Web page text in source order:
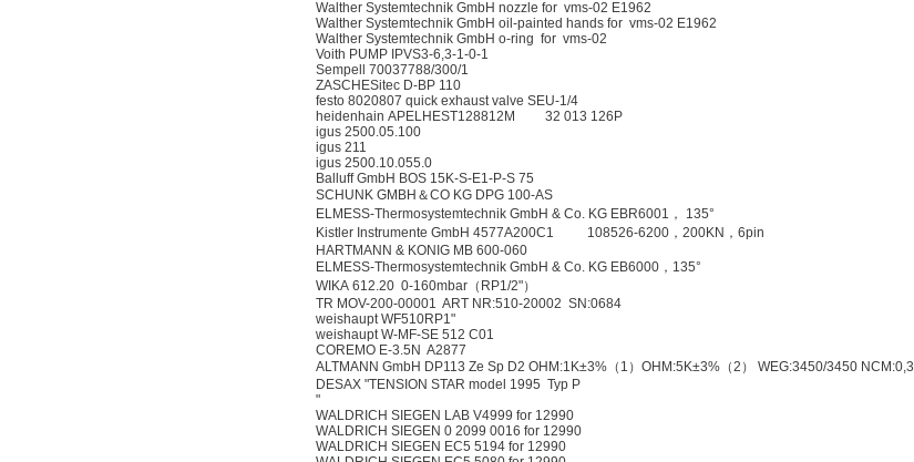
Walther Systemtechnik GmbH nozzle for vms-02 E1962
Walther Systemtechnik GmbH oil-painted hands for vms-02 E1962
Walther Systemtechnik GmbH o-ring for vms-02
Voith PUMP IPVS3-6,3-1-0-1
Sempell 70037788/300/1
ZASCHESitec D-BP 110
festo 8020807 quick exhaust valve SEU-1/4
heidenhain APELHEST128812M 32 013 126P
igus 2500.05.100
igus 211
igus 2500.10.055.0
Balluff GmbH BOS 15K-S-E1-P-S 75
SCHUNK GMBH＆CO KG DPG 100-AS
ELMESS-Thermosystemtechnik GmbH & Co. KG EBR6001， 135°
Kistler Instrumente GmbH 4577A200C1 108526-6200，200KN，6pin
HARTMANN & KONIG MB 600-060
ELMESS-Thermosystemtechnik GmbH & Co. KG EB6000，135°
WIKA 612.20 0-160mbar（RP1/2"）
TR MOV-200-00001 ART NR:510-20002 SN:0684
weishaupt WF510RP1"
weishaupt W-MF-SE 512 C01
COREMO E-3.5N A2877
ALTMANN GmbH DP113 Ze Sp D2 OHM:1K±3%（1）OHM:5K±3%（2） WEG:3450/3450 NCM:0,3
DESAX "TENSION STAR model 1995 Typ P
"
WALDRICH SIEGEN LAB V4999 for 12990
WALDRICH SIEGEN 0 2099 0016 for 12990
WALDRICH SIEGEN EC5 5194 for 12990